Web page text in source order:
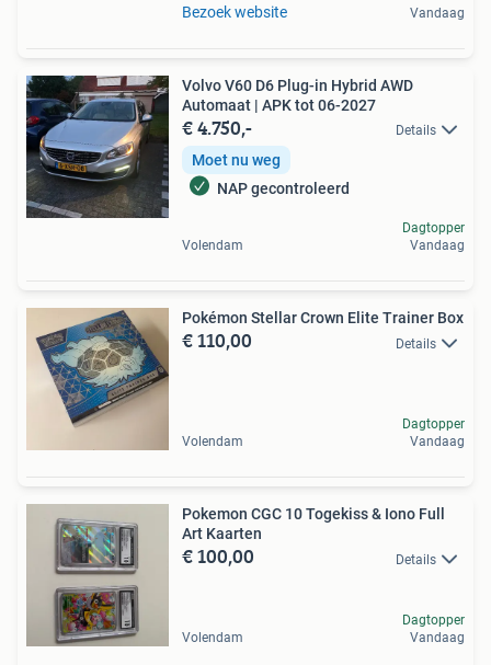
Bezoek website Vandaag
Volvo V60 D6 Plug-in Hybrid AWD
Automaat | APK tot 06-2027
€ 4.750,- Details
Moet nu weg
NAP gecontroleerd
Volendam
Dagtopper
Vandaag
Pokémon Stellar Crown Elite Trainer Box
€ 110,00 Details
Volendam
Dagtopper
Vandaag
Pokemon CGC 10 Togekiss & Iono Full
Art Kaarten
€ 100,00 Details
Volendam
Dagtopper
Vandaag